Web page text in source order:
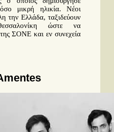
μικρή ηλικία. Νέοι
την Ελλάδα, ταξιδεύουν
ώστε να
ΣΟΝΕ και εν συνεχεία